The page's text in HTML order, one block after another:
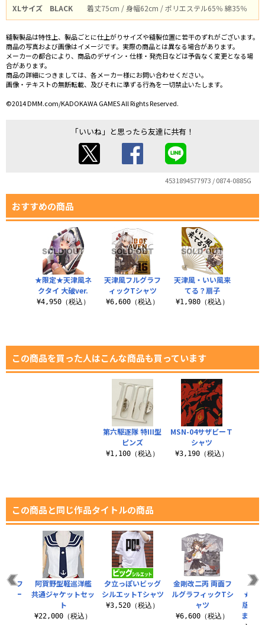
XLサイズ
BLACK 着丈75cm / 身幅62cm / ポリエステル65％ 綿35％
縫製製品は特性上、製品ごとに仕上がりサイズや縫製位置に若干のずれがございます。
商品の写真および画像はイメージです。実際の商品とは異なる場合があります。
メーカーの都合により、商品のデザイン・仕様・発売日などは予告なく変更となる場
合があります。
商品の詳細につきましては、各メーカー様にお問い合わせください。
画像・テキストの無断転載、及びそれに準ずる行為を一切禁止いたします。
©2014 DMM.com/KADOKAWA GAMES All Rights Reserved.
「いいね」と思ったら友達に共有！
4531894577973 / 0874-0885G
おすすめの商品
天津風フルグラフ
ィックTシャツ
¥6,600（税込）
天津風・いい風来
てる？扇子
¥1,980（税込）
★限定★天津風ネ
クタイ 大破ver.
¥4,950（税込）
この商品を買った人はこんな商品も買っています
第六駆逐隊 特III型
ピンズ
¥1,100（税込）
MSN-04サザビーＴ
シャツ
¥3,190（税込）
この商品と同じ作品タイトルの商品
夕立っぽいビッグ
シルエットTシャツ
¥3,520（税込）
金剛改二丙 両面フ
ルグラフィックTシ
ャツ
¥6,600（税込）
★
★【「
版つ
まま
ラフ
トー
阿賀野型軽巡洋艦
共通ジャケットセッ
ト
¥22,000（税込）